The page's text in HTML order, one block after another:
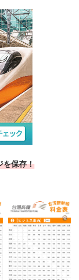
保存！